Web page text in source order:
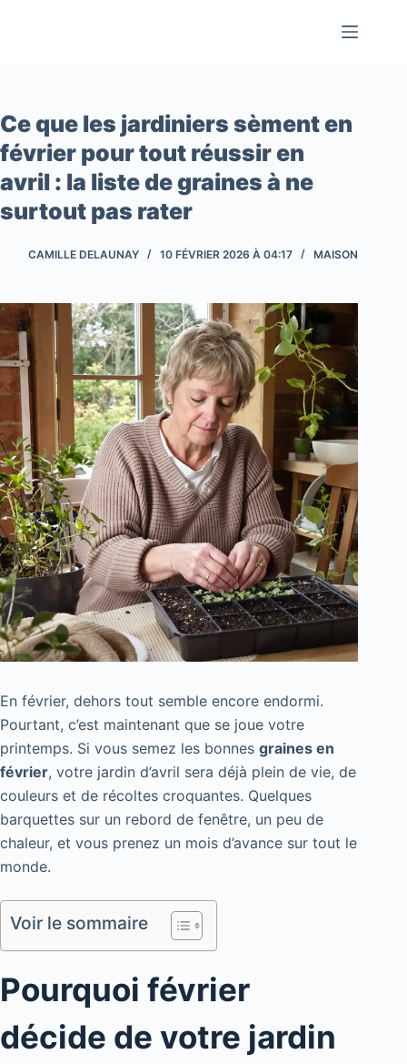
Ce que les jardiniers sèment en
février pour tout réussir en
avril : la liste de graines à ne
surtout pas rater
CAMILLE DELAUNAY 10 FÉVRIER 2026 À 04:17 MAISON
En février, dehors tout semble encore endormi.
Pourtant, c’est maintenant que se joue votre
printemps. Si vous semez les bonnes graines en
février, votre jardin d’avril sera déjà plein de vie, de
couleurs et de récoltes croquantes. Quelques
barquettes sur un rebord de fenêtre, un peu de
chaleur, et vous prenez un mois d’avance sur tout le
monde.
Voir le sommaire
Pourquoi février
décide de votre jardin